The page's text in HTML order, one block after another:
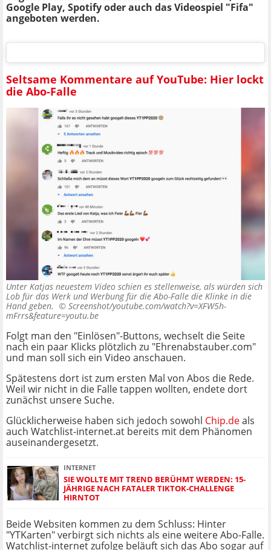
Google Play, Spotify oder auch das Videospiel "Fifa"
angeboten werden.
Seltsame Kommentare auf YouTube: Hier lockt
die Abo-Falle
Unter Katjas neuestem Video schien es stellenweise, als würden sich
Lob für das Werk und Werbung für die Abo-Falle die Klinke in die
Hand geben. © Screenshot/youtube.com/watch?v=XFW5h-
mFrrs&feature=youtu.be
Folgt man den "Einlösen"-Buttons, wechselt die Seite
nach ein paar Klicks plötzlich zu "Ehrenabstauber.com"
und man soll sich ein Video anschauen.
Spätestens dort ist zum ersten Mal von Abos die Rede.
Weil wir nicht in die Falle tappen wollten, endete dort
zunächst unsere Suche.
Glücklicherweise haben sich jedoch sowohl Chip.deals
auch Watchlist-internet.at bereits mit dem Phänomen
auseinandergesetzt.
INTERNET
SIE WOLLTE MIT TREND BERÜHMT WERDEN: 15-
JÄHRIGE NACH FATALER TIKTOK-CHALLENGE
HIRNTOT
Beide Websiten kommen zu dem Schluss: Hinter
"YTKarten" verbirgt sich nichts als eine weitere Abo-Falle.
Watchlist-internet zufolge beläuft sich das Abo sogar auf